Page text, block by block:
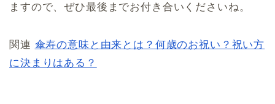
ますので、ぜひ最後までお付き合いくださいね。
関連 傘寿の意味と由来とは？何歳のお祝い？祝い方
に決まりはある？